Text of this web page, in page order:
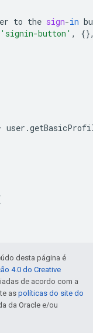
to the sign-in
'signin-button' ,
user .
desta página é
4.0 do Creative
de acordo com a
aspolíticas do site do
da Oracle e/ou